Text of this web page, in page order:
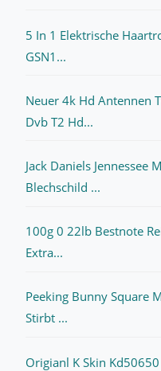
5 In 1 Elektrische
GSN1...
Neuer 4k Hd Antennen
Dvb T2 Hd...
Jack Daniels Jennessee
Blechschild ...
100g 0 22lb Bestnote
Extra...
Peeking Bunny Square
Stirbt ...
Origianl K Skin